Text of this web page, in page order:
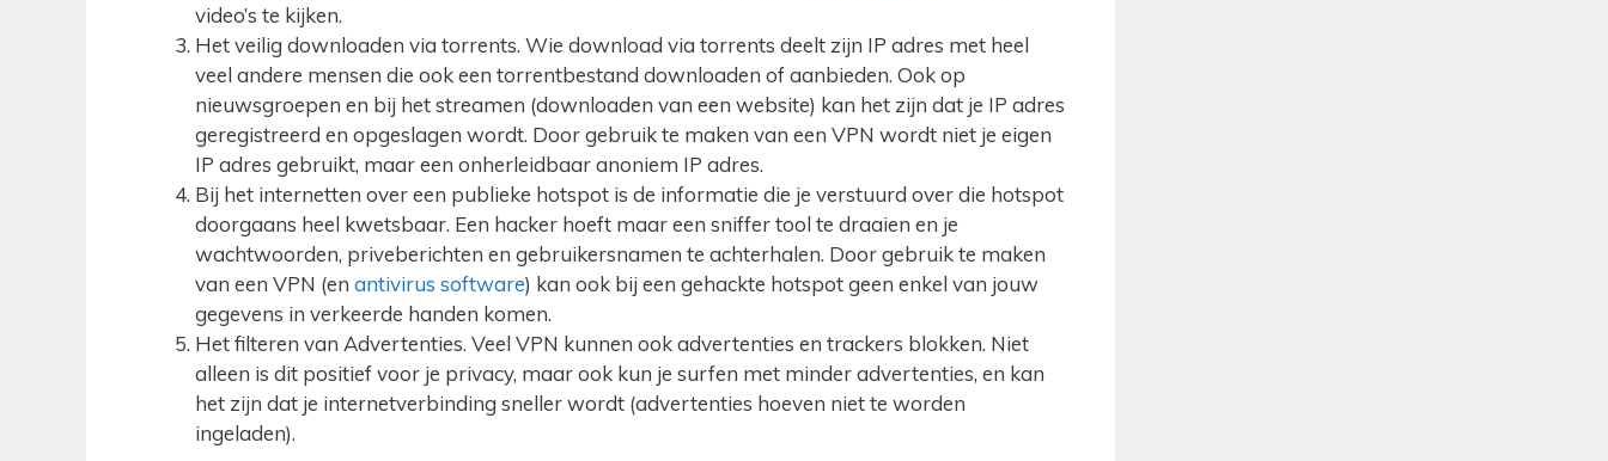
video’s te kijken.
Het veilig downloaden via torrents. Wie download via torrents deelt zijn IP adres met heel
veel andere mensen die ook een torrentbestand downloaden of aanbieden. Ook op
nieuwsgroepen en bij het streamen (downloaden van een website) kan het zijn dat je IP adres
geregistreerd en opgeslagen wordt. Door gebruik te maken van een VPN wordt niet je eigen
IP adres gebruikt, maar een onherleidbaar anoniem IP adres.
Bij het internetten over een publieke hotspot is de informatie die je verstuurd over die hotspot
doorgaans heel kwetsbaar. Een hacker hoeft maar een sniffer tool te draaien en je
wachtwoorden, priveberichten en gebruikersnamen te achterhalen. Door gebruik te maken
van een VPN (en antivirus software) kan ook bij een gehackte hotspot geen enkel van jouw
gegevens in verkeerde handen komen.
Het filteren van Advertenties. Veel VPN kunnen ook advertenties en trackers blokken. Niet
alleen is dit positief voor je privacy, maar ook kun je surfen met minder advertenties, en kan
het zijn dat je internetverbinding sneller wordt (advertenties hoeven niet te worden
ingeladen).